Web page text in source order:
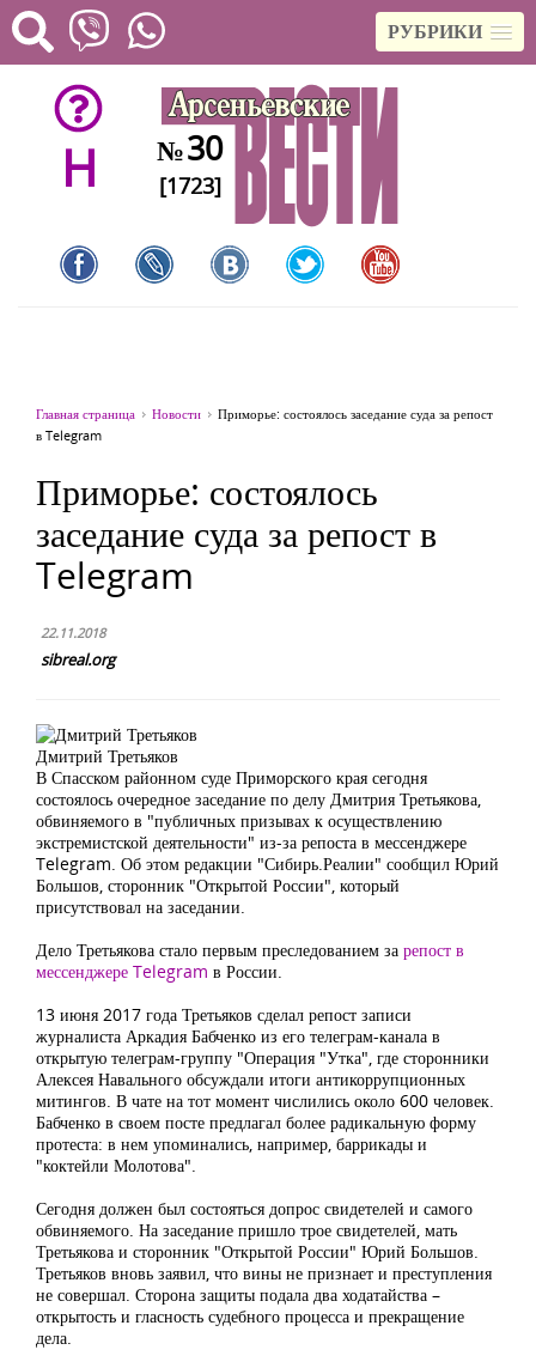
РУБРИКИ
H №30
[1723]
Главная страница Новости
Приморье: состоялось заседание суда за репост
в Telegram
Приморье: состоялось
заседание суда за репост в
Telegram
22.11.2018
sibreal.org
Дмитрий Третьяков
В Спасском районном суде Приморского края сегодня
состоялось очередное заседание по делу Дмитрия Третьякова,
обвиняемого в "публичных призывах к осуществлению
экстремистской деятельности" из-за репоста в мессенджере
Telegram. Об этом редакции "Сибирь.Реалии" сообщил Юрий
Большов, сторонник "Открытой России", который
присутствовал на заседании.
Дело Третьякова стало первым преследованием за репост в
мессенджере Telegram в России.
13 июня 2017 года Третьяков сделал репост записи
журналиста Аркадия Бабченко из его телеграм-канала в
открытую телеграм-группу "Операция "Утка", где сторонники
Алексея Навального обсуждали итоги антикоррупционных
митингов. В чате на тот момент числились около 600 человек.
Бабченко в своем посте предлагал более радикальную форму
протеста: в нем упоминались, например, баррикады и
"коктейли Молотова".
Сегодня должен был состояться допрос свидетелей и самого
обвиняемого. На заседание пришло трое свидетелей, мать
Третьякова и сторонник "Открытой России" Юрий Большов.
Третьяков вновь заявил, что вины не признает и преступления
не совершал. Сторона защиты подала два ходатайства –
открытость и гласность судебного процесса и прекращение
дела.